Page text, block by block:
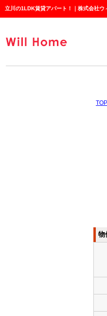
立川の1LDK賃貸アパート！｜株式会社ウ
物